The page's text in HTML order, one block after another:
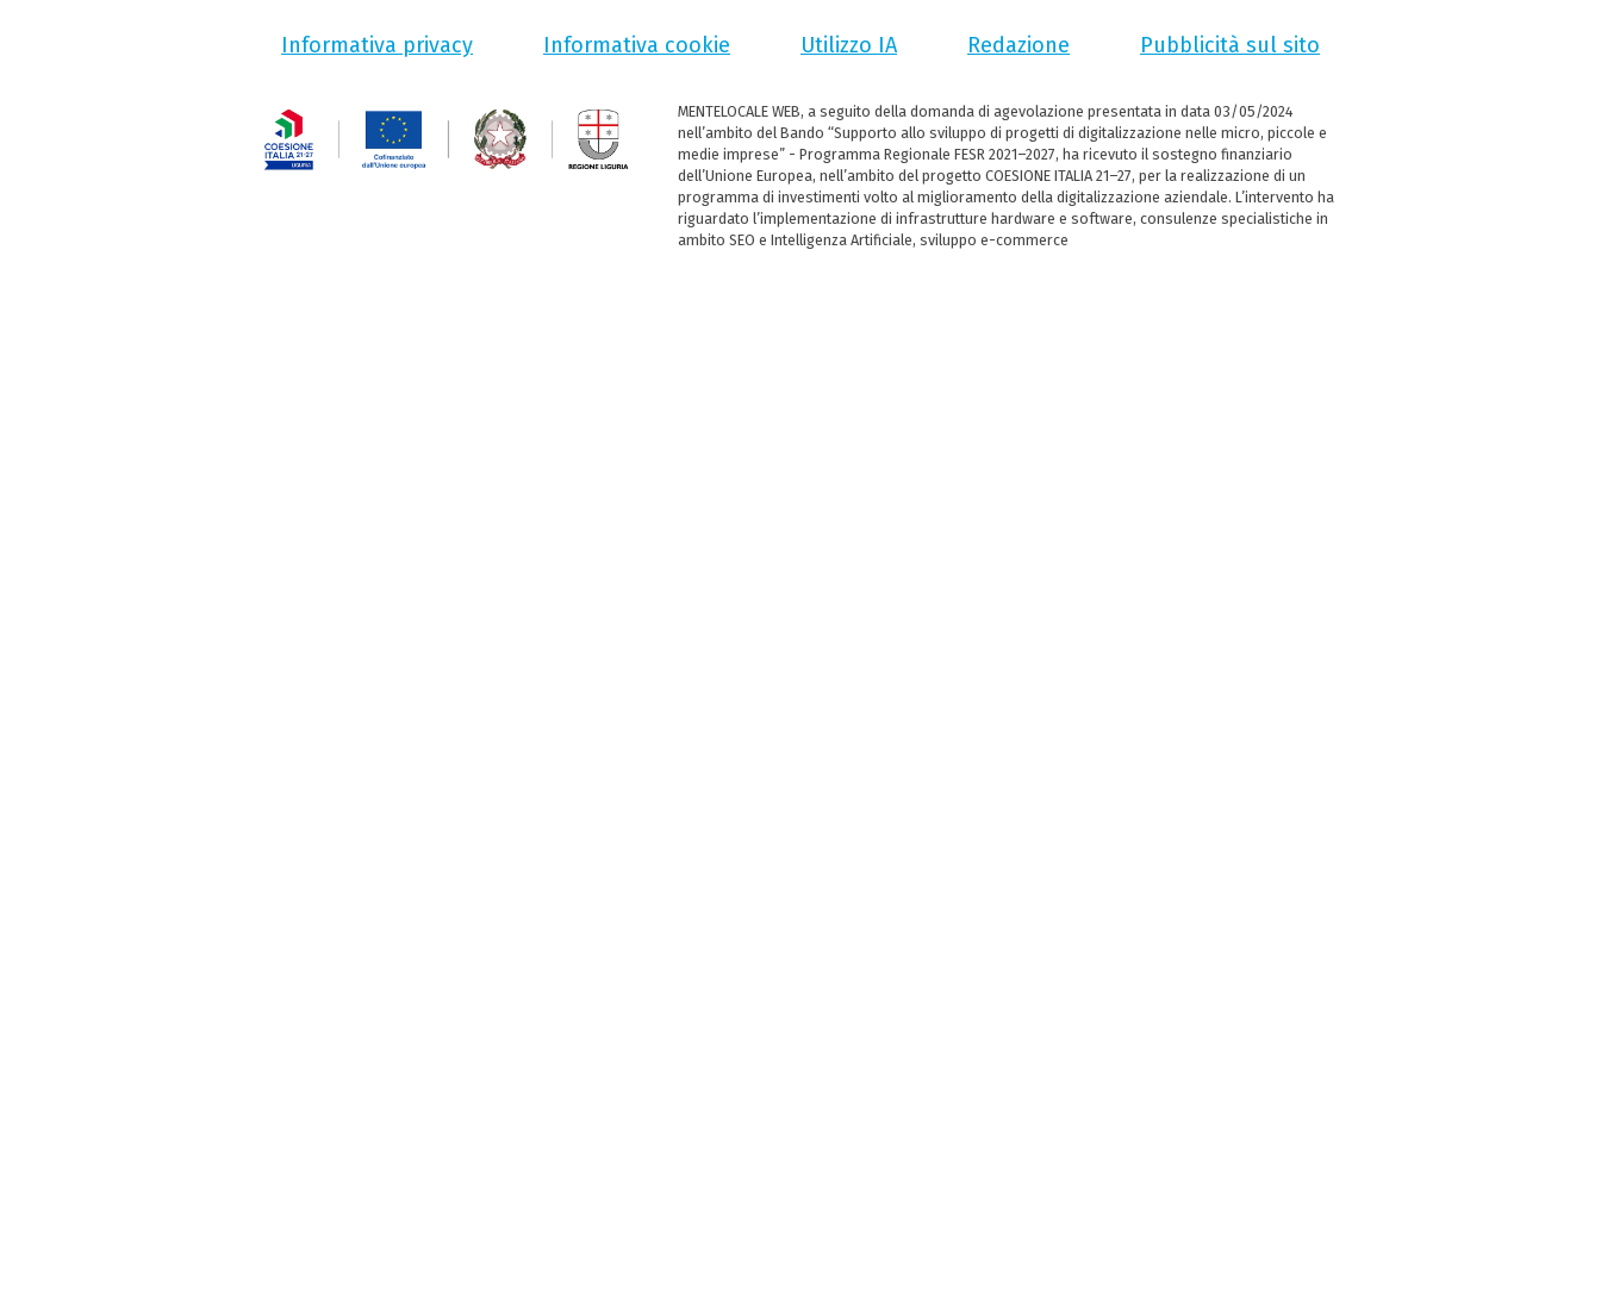
Informativa privacy Informativa cookie Utilizzo IA Redazione Pubblicità sul sito
MENTELOCALE WEB, a seguito della domanda di agevolazione presentata in data 03/05/2024
nell’ambito del Bando “Supporto allo sviluppo di progetti di digitalizzazione nelle micro, piccole e
medie imprese” - Programma Regionale FESR 2021–2027, ha ricevuto il sostegno finanziario
dell’Unione Europea, nell’ambito del progetto COESIONE ITALIA 21–27, per la realizzazione di un
programma di investimenti volto al miglioramento della digitalizzazione aziendale. L’intervento ha
riguardato l’implementazione di infrastrutture hardware e software, consulenze specialistiche in
ambito SEO e Intelligenza Artificiale, sviluppo e-commerce